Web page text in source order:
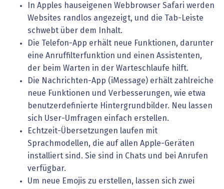
In Apples hauseigenen Webbrowser Safari werden
Websites randlos angezeigt, und die Tab-Leiste
schwebt über dem Inhalt.
Die Telefon-App erhält neue Funktionen, darunter
eine Anruffilterfunktion und einen Assistenten,
der beim Warten in der Warteschlaufe hilft.
Die Nachrichten-App (iMessage) erhält zahlreiche
neue Funktionen und Verbesserungen, wie etwa
benutzerdefinierte Hintergrundbilder. Neu lassen
sich User-Umfragen einfach erstellen.
Echtzeit-Übersetzungen laufen mit
Sprachmodellen, die auf allen Apple-Geräten
installiert sind. Sie sind in Chats und bei Anrufen
verfügbar.
Um neue Emojis zu erstellen, lassen sich zwei